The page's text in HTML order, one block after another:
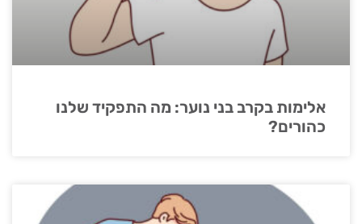
אלימות בקרב בני נוער: מה התפקיד שלנו
כהורים?